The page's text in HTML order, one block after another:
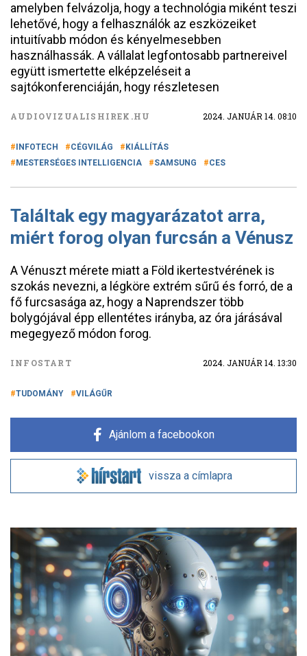
amelyben felvázolja, hogy a technológia miként teszi
lehetővé, hogy a felhasználók az eszközeiket
intuitívabb módon és kényelmesebben
használhassák. A vállalat legfontosabb partnereivel
együtt ismertette elképzeléseit a
sajtókonferenciáján, hogy részletesen
AUDIOVIZUALISHIREK.HU 2024. JANUÁR 14. 08:10
INFOTECH CÉGVILÁG
KIÁLLÍTÁS
MESTERSÉGES INTELLIGENCIA
SAMSUNG CES
Találtak egy magyarázatot arra,
miért forog olyan furcsán a Vénusz
A Vénuszt mérete miatt a Föld ikertestvérének is
szokás nevezni, a légköre extrém sűrű és forró, de a
fő furcsasága az, hogy a Naprendszer több
bolygójával épp ellentétes irányba, az óra járásával
megegyező módon forog.
INFOSTART 2024. JANUÁR 14. 13:30
TUDOMÁNY VILÁGŰR
Ajánlom a facebookon
vissza a címlapra